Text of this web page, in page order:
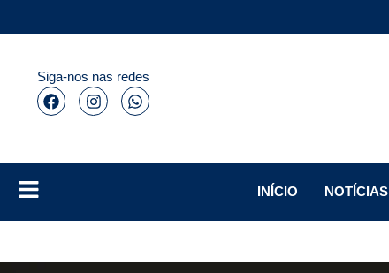
Siga-nos nas redes
INÍCIO
NOTÍCIAS